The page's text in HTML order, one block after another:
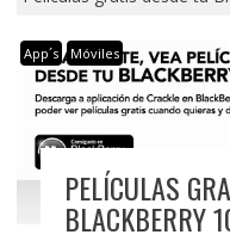
App´s Móviles
PELÍCULAS
BLACKBERRY